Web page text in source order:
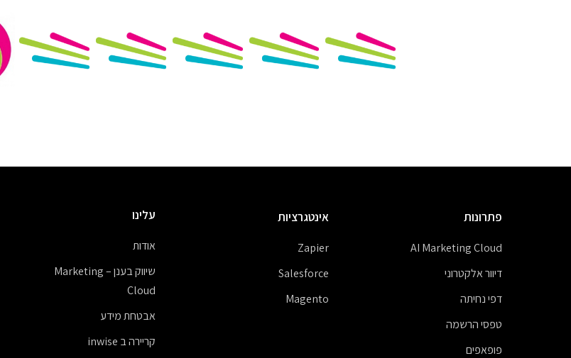
פתרונות
AI Marketing Cloud
דיוור אלקטרוני
דפי נחיתה
טפסי הרשמה
פופאפים
אינטגרציות
Zapier
Salesforce
Magento
עלינו
אודות
שיווק בענן – Marketing
Cloud
אבטחת מידע
קריירה ב inwise